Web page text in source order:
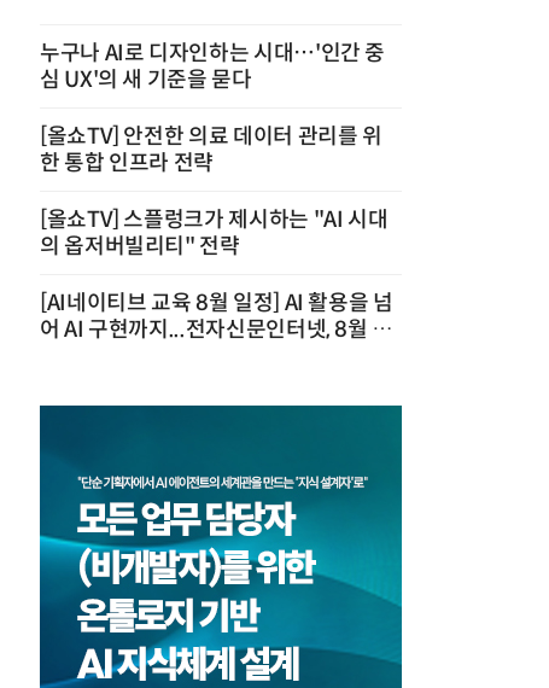
누구나 AI로 디자인하는 시대…'인간 중
심 UX'의 새 기준을 묻다
[올쇼TV] 안전한 의료 데이터 관리를 위
한 통합 인프라 전략
[올쇼TV] 스플렁크가 제시하는 "AI 시대
의 옵저버빌리티" 전략
[AI네이티브 교육 8월 일정] AI 활용을 넘
어 AI 구현까지...전자신문인터넷, 8월 실